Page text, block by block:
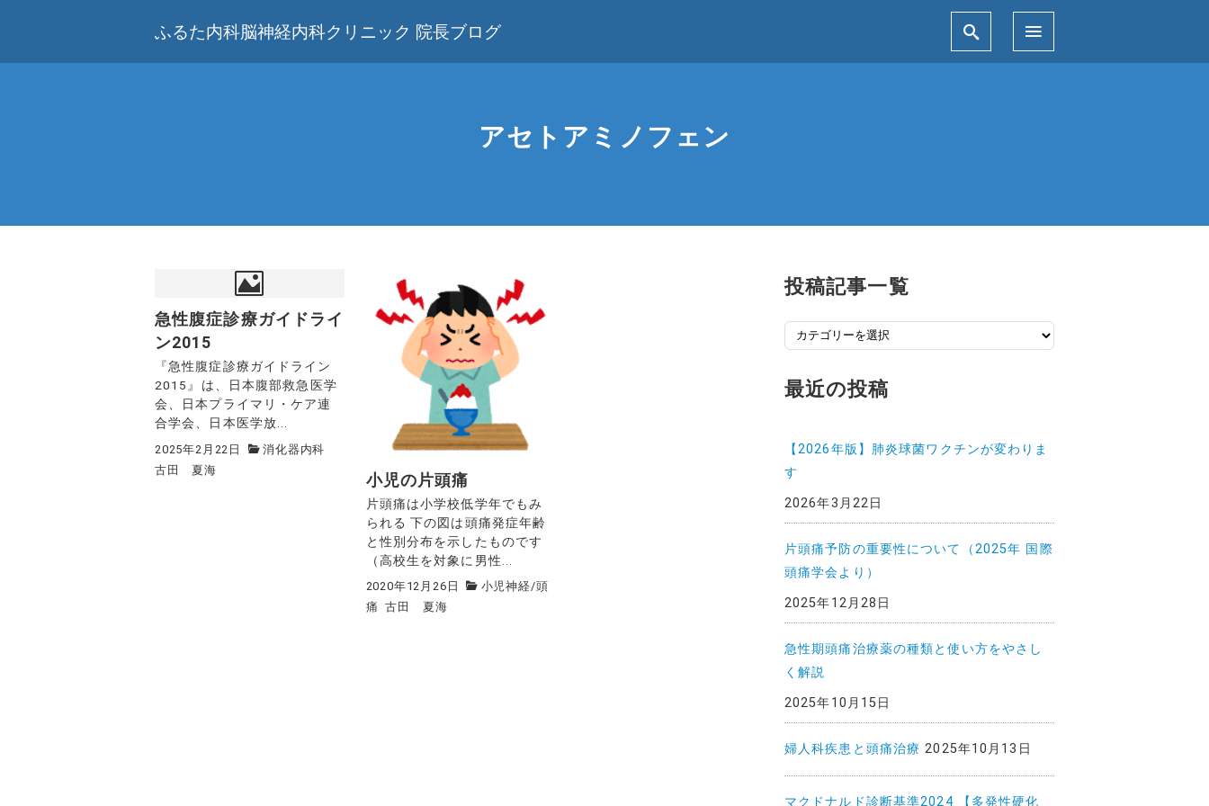
ふるた内科脳神経内科クリニック 院長ブログ
アセトアミノフェン
急性腹症診療ガイドライ
ン2015
『急性腹症診療ガイドライン
2015』は、日本腹部救急医学
会、日本プライマリ・ケア連
合学会、日本医学放...
2025年2月22日
消化器内科
古田 夏海
小児の片頭痛
片頭痛は小学校低学年でもみ
られる 下の図は頭痛発症年齢
と性別分布を示したものです
（高校生を対象に男性...
2020年12月26日 小児神経/頭
痛
古田 夏海
投稿記事一覧
投
稿
記
事
覧
最近の投稿
【2026年版】肺炎球菌ワクチンが変わりま
す
2026年3月22日
片頭痛予防の重要性について（2025年 国際
頭痛学会より）
2025年12月28日
急性期頭痛治療薬の種類と使い方をやさし
く解説
2025年10月15日
婦人科疾患と頭痛治療 2025年10月13日
マクドナルド診断基準2024 【多発性硬化